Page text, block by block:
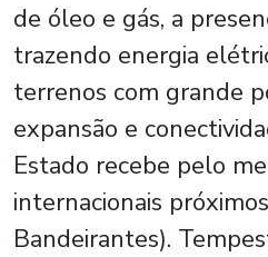
de óleo e gás, a
trazendo energia
terrenos com grande
expansão e
Estado recebe pelo
internacionais
Bandeirantes).